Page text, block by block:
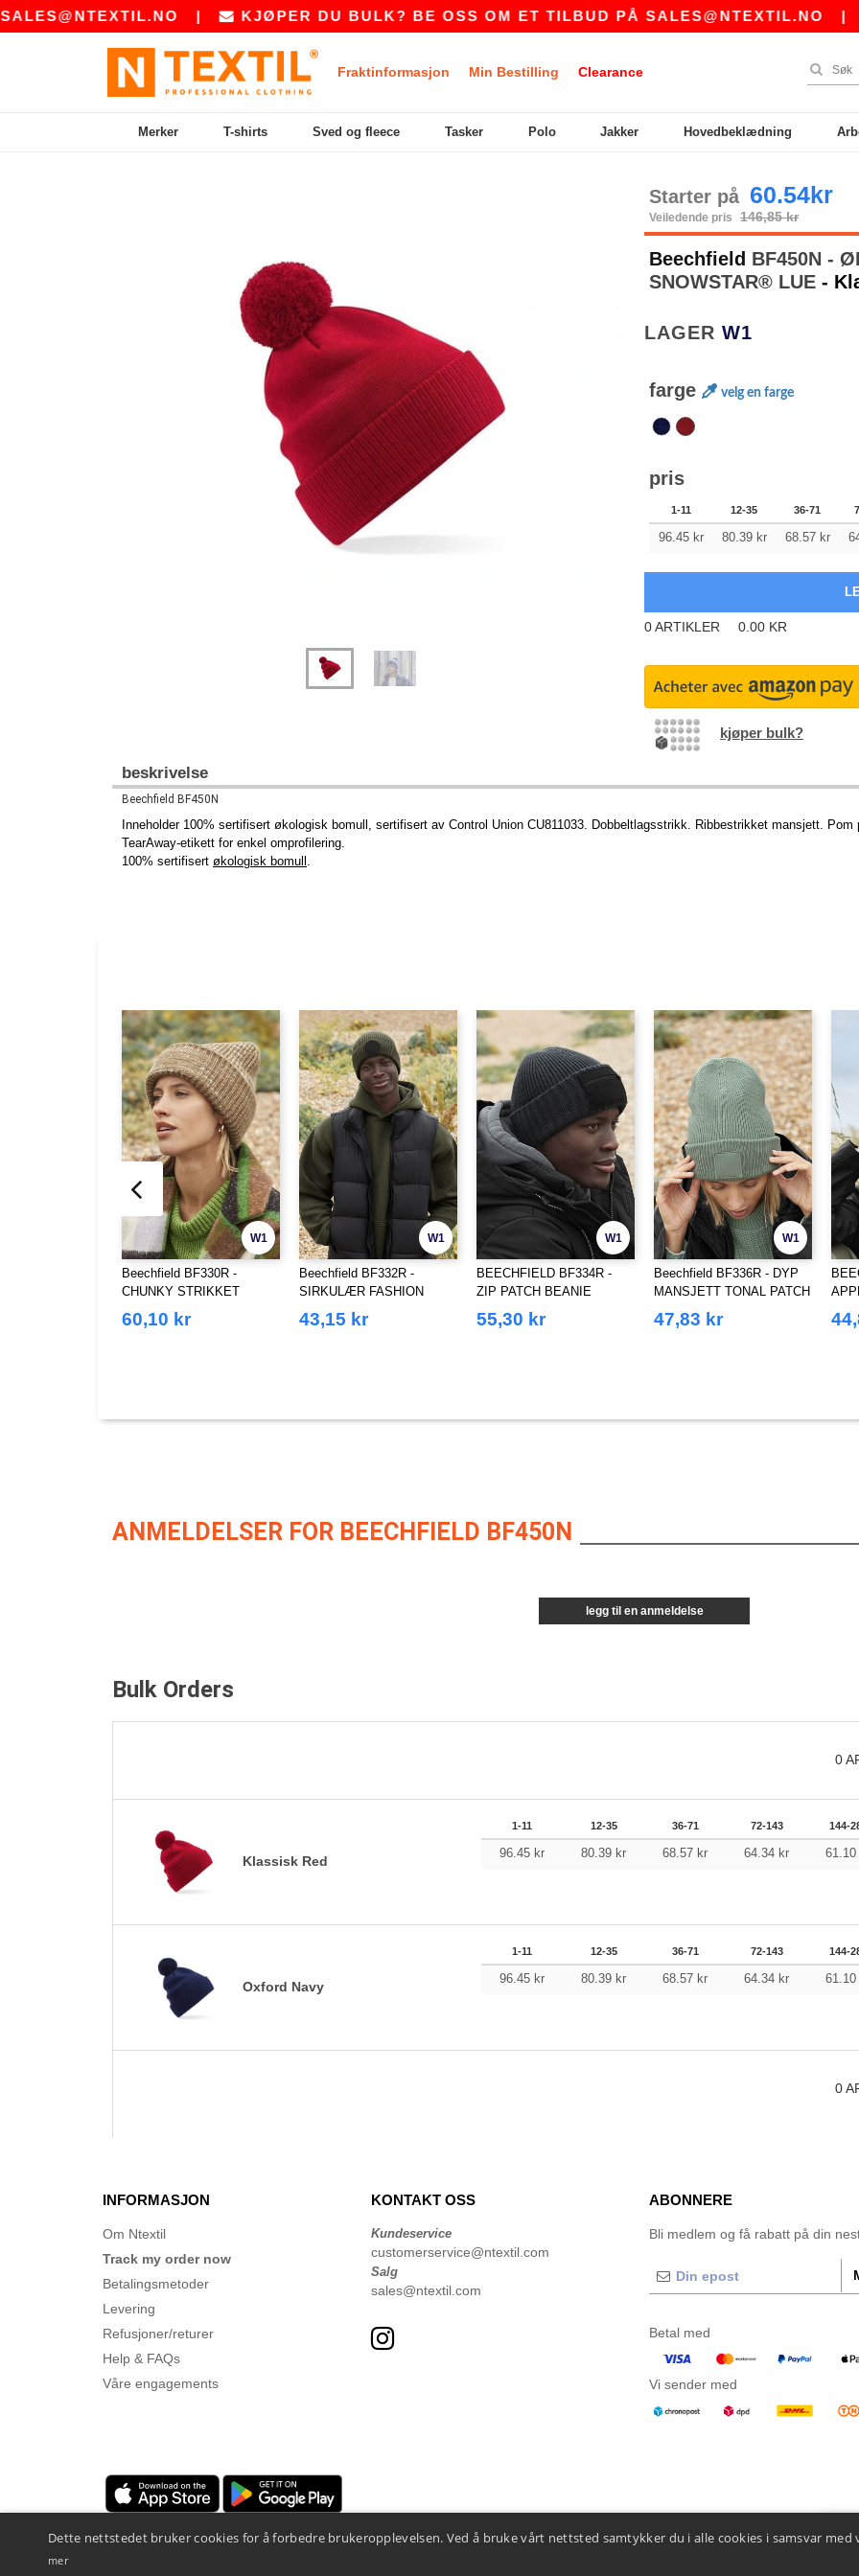
| KJØPER DU BULK? BE OSS OM ET TILBUD PÅSALES@NTEXTIL.NO|
Fraktinformasjon Min Bestilling Clearance
Merker T-shirts Sved og fleece Tasker Polo Jakker Hovedbeklædning
Starter på 60.54kr
Veiledende pris 146,85 kr
Beechfield BF450N -
SNOWSTAR® LUE -
LAGER W1
farge velg en farge
pris
1-11 12-35 36-71
96.45 kr 80.39 kr 68.57 kr
0ARTIKLER 0.00 KR
kjøper bulk?
beskrivelse
Beechfield BF450N
Inneholder 100% sertifisert økologisk bomull, sertifisert av Control Union CU811033. Dobbeltlagsstrikk. Ribbestrikket mansjett.
TearAway-etikett for enkel omprofilering.
100% sertifisert økologisk bomull
W1
Beechfield BF330R -
CHUNKY STRIKKET
PATCH BEANIE
60,10 kr
W1
Beechfield BF332R -
SIRKULÆR FASHION
PATCH BEANIE
43,15 kr
W1
BEECHFIELD BF334R -
ZIP PATCH BEANIE
55,30 kr
W1
Beechfield BF336R - DYP
MANSJETT TONAL PATCH
47,83 kr
ANMELDELSER FOR BEECHFIELD BF450N
legg til en anmeldelse
Bulk Orders
0
Klassisk Red
1-11 12-35 36-71 72-143 144-
96.45 kr 80.39 kr 68.57 kr 64.34 kr 61.10
Oxford Navy
1-11 12-35 36-71 72-143 144-
96.45 kr 80.39 kr 68.57 kr 64.34 kr 61.10
0
INFORMASJON
Om Ntextil
Track my order now
Betalingsmetoder
Levering
Refusjoner/returer
Help & FAQs
Våre engagements
KONTAKT OSS
Kundeservice
customerservice@ntextil.com
Salg
sales@ntextil.com
ABONNERE
Bli medlem og få rabatt på din
Betal med
Vi sender med
Dette nettstedet bruker cookies for å forbedre brukeropplevelsen. Ved å bruke vårt nettsted samtykker du i alle cookies i samsvar med
mer
👋
Hvis